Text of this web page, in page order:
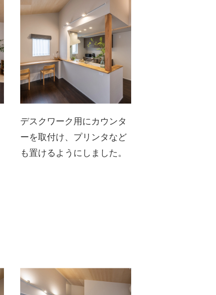
デスクワーク用にカウンタ
ーを取付け、プリンタなど
も置けるようにしました。